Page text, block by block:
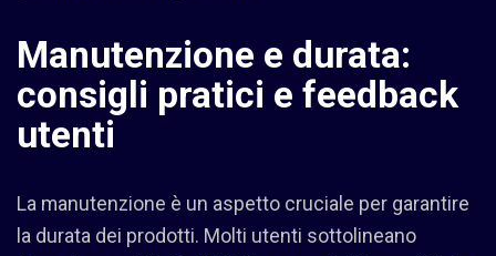
Manutenzione e durata:
consigli pratici e feedback
utenti
La manutenzione è un aspetto cruciale per garantire
la durata dei prodotti. Molti utenti sottolineano